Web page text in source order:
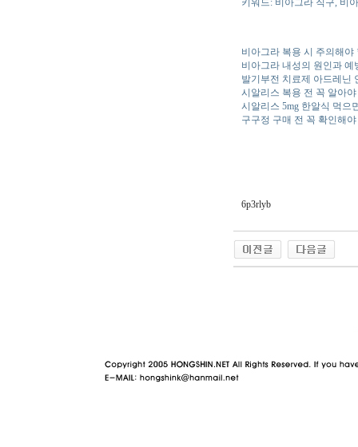
비아그라 복용 시 주의해
비아그라 내성의 원인과 예
발기부전 치료제 아드레닌
시알리스 복용 전 꼭 알아
시알리스 5mg 한알식 먹으
구구정 구매 전 꼭 확인해
6p3rlyb